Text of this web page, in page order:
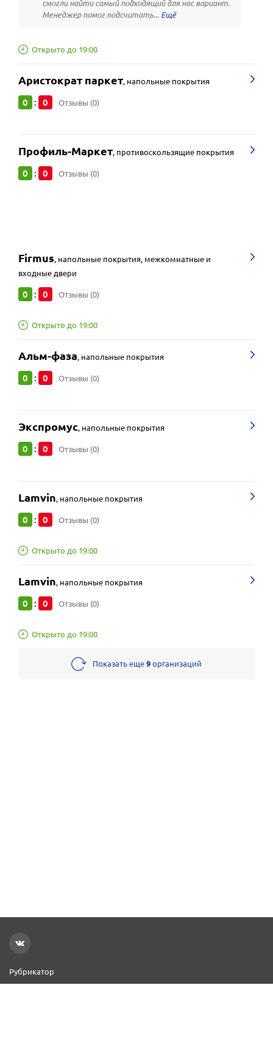
смогли найти самый подходящий для нас вариант.
Менеджер помог подсчитать...
Открыто до 19:00
Аристократ паркет, напольные покрытия
0 : 0 Отзывы (0)
Профиль-Маркет, противоскользящие покрытия
0 : 0 Отзывы (0)
Firmus, напольные покрытия, межкомнатные и
входные двери
0 : 0 Отзывы (0)
Открыто до 19:00
Альм-фаза, напольные покрытия
0 : 0 Отзывы (0)
Экспромус, напольные покрытия
0 : 0 Отзывы (0)
Lamvin, напольные покрытия
0 : 0 Отзывы (0)
Открыто до 19:00
Lamvin, напольные покрытия
0 : 0 Отзывы (0)
Открыто до 19:00
Показать еще9организаций
Рубрикатор